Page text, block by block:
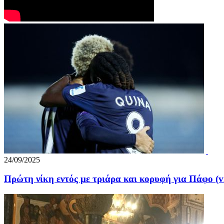
24/09/2025
Πρώτη νίκη εντός με τριάρα και κορυφή για Πάφο